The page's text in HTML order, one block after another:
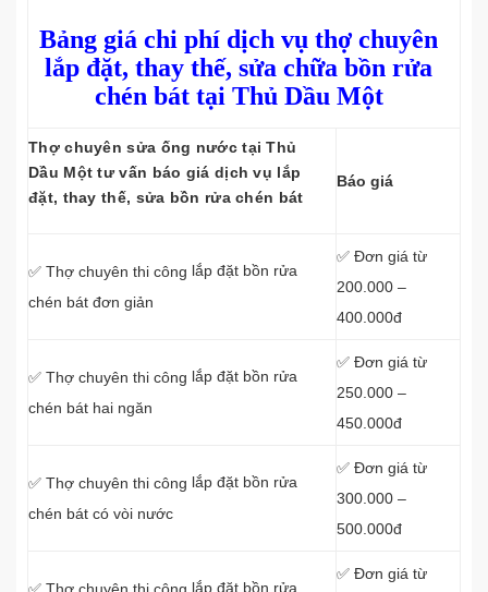
Bảng giá chi phí dịch vụ thợ chuyên
lắp đặt, thay thế, sửa chữa bồn rửa
chén bát tại Thủ Dầu Một
Thợ chuyên sửa ống nước tại Thủ
Dầu Một tư vấn báo giá dịch vụ lắp
đặt, thay thế, sửa bồn rửa chén bát
Báo giá
✅ Thợ chuyên thi công lắp đặt bồn rửa
chén bát đơn giản
✅ Đơn giá từ
200.000 –
400.000đ
✅ Thợ chuyên thi công lắp đặt bồn rửa
chén bát hai ngăn
✅ Đơn giá từ
250.000 –
450.000đ
✅ Thợ chuyên thi công lắp đặt bồn rửa
chén bát có vòi nước
✅ Đơn giá từ
300.000 –
500.000đ
lắp đặt bồn rửa
✅ Đơn giá từ